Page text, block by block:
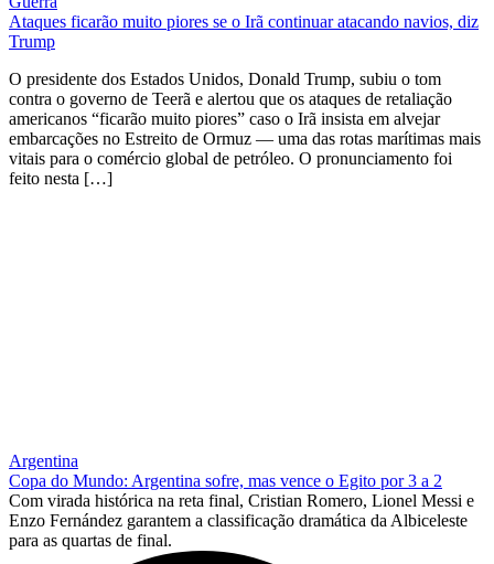
Ataques ficarão muito piores se o Irã continuar atacando navios, diz
Trump
O presidente dos Estados Unidos, Donald Trump, subiu o tom
contra o governo de Teerã e alertou que os ataques de retaliação
americanos “ficarão muito piores” caso o Irã insista em alvejar
embarcações no Estreito de Ormuz — uma das rotas marítimas mais
vitais para o comércio global de petróleo. O pronunciamento foi
feito nesta […]
Argentina
Copa do Mundo: Argentina sofre, mas vence o Egito por 3 a 2
Com virada histórica na reta final, Cristian Romero, Lionel Messi e
Enzo Fernández garantem a classificação dramática da Albiceleste
para as quartas de final.